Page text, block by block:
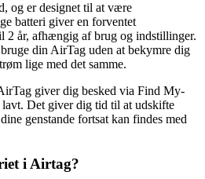
og er designet til at være
batteri giver en forventet
2 år, afhængig af brug og indstillinger.
din AirTag uden at bekymre dig
lige med det samme.
giver dig besked via Find My-
lavt. Det giver dig tid til at udskifte
genstande fortsat kan findes med
i Airtag?